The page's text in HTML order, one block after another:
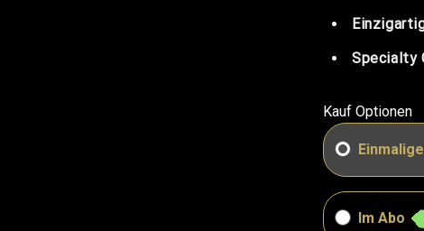
Specialty
Kauf Optionen
Im Abo